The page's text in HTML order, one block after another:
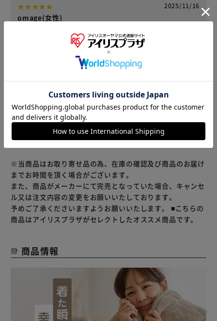
2025/11/16
omage(女性)
2点目半額で、ポイントも併用してとてもお安く2着購入出来
ました。12月上旬発送予定となっていたカラーでしたが、す
ぐに発送していただけて すぐに着用出来ました！とても暖
レビューをもっと見る
※当商品はお取り寄せ品の為、在庫の確認及び商品のお届け
までお時間を頂く場合がございます。
また、商品がメーカーにて完売となっていた場合、キャンセ
ル又は注文内容の変更をお願いいたしております。
予めご了承くださいますようお願いいたします。 ■こちらの
商品はアイリスプラザがセレクトしたオススメ商品です。
商品情報